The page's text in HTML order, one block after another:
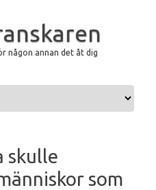
någon annan det åt dig
skulle
som